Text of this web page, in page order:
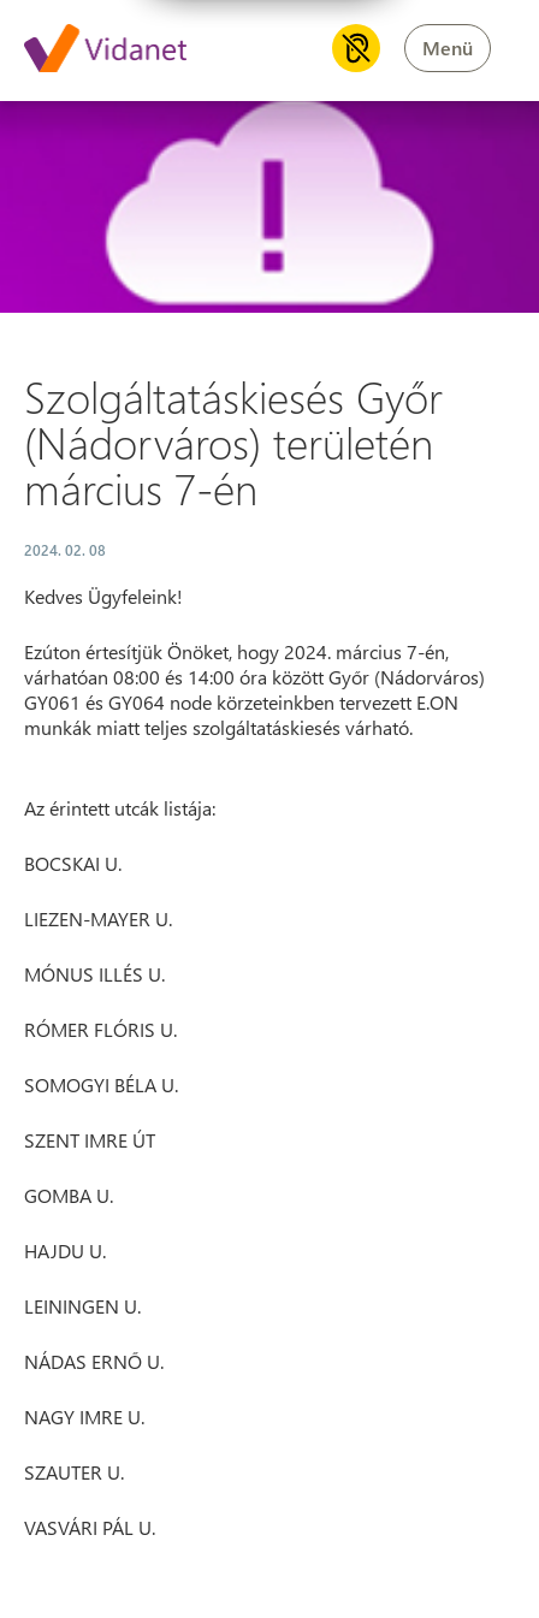
Menü
Szolgáltatáskiesés Győr
Szolgáltatáskiesés Győr
(Nádorváros) területén
március 7-én
2024. 02. 08
Kedves Ügyfeleink!
Ezúton értesítjük Önöket, hogy 2024. március 7-én,
várhatóan 08:00 és 14:00 óra között Győr (Nádorváros)
GY061 és GY064 node körzeteinkben tervezett E.ON
munkák miatt teljes szolgáltatáskiesés várható.
Az érintett utcák listája:
BOCSKAI U.
LIEZEN-MAYER U.
MÓNUS ILLÉS U.
RÓMER FLÓRIS U.
SOMOGYI BÉLA U.
SZENT IMRE ÚT
GOMBA U.
HAJDU U.
LEININGEN U.
NÁDAS ERNŐ U.
NAGY IMRE U.
SZAUTER U.
VASVÁRI PÁL U.